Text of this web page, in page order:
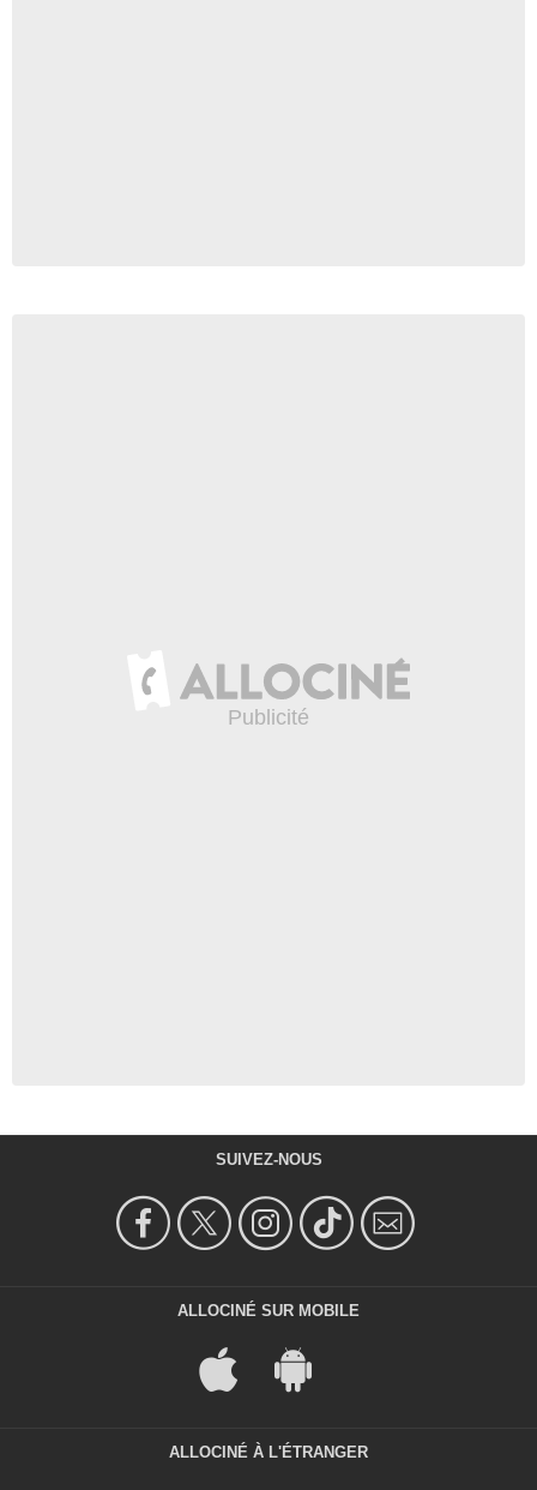
SUIVEZ-NOUS
ALLOCINÉ SUR MOBILE
ALLOCINÉ À L'ÉTRANGER